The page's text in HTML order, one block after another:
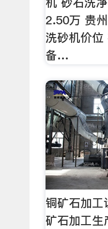
2.50万 贵
洗砂机价
备…
铜矿石加
矿石加工生